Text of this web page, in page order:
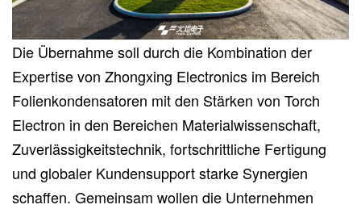
Die Übernahme soll durch die Kombination der
Expertise von Zhongxing Electronics im Bereich
Folienkondensatoren mit den Stärken von Torch
Electron in den Bereichen Materialwissenschaft,
Zuverlässigkeitstechnik, fortschrittliche Fertigung
und globaler Kundensupport starke Synergien
schaffen. Gemeinsam wollen die Unternehmen